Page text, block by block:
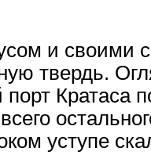
и своими
твердь.
Кратаса
уступе